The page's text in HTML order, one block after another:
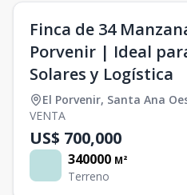
Finca de 34
Porvenir | Ideal
Solares y Logística
El Porvenir, Santa Ana
VENTA
US$ 700,000
340000 M²
Terreno